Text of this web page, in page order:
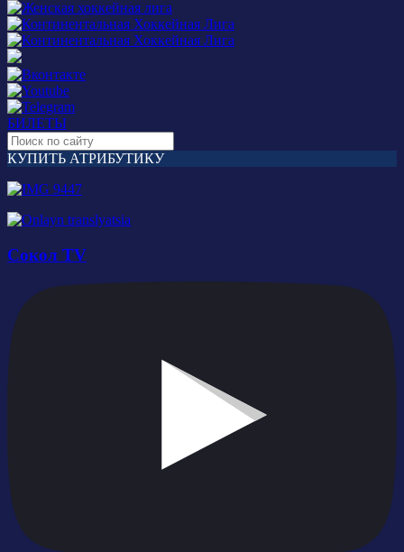
БИЛЕТЫ
КУПИТЬ АТРИБУТИКУ
Сокол TV